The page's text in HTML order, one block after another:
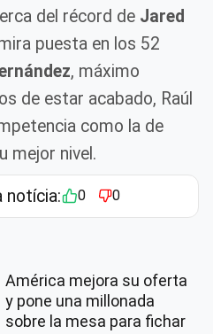
del récord de Jared
puesta en los 52
, máximo
de estar acabado, Raúl
como la de
mejor nivel.
notícia: 0 0
América mejora su oferta
y pone una millonada
sobre la mesa para fichar